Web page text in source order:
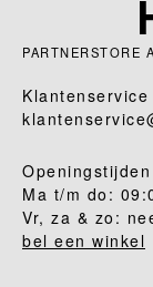
PARTNERSTORE
Klantenservice
Ma t/m do:
Vr, za & zo:
bel een winkel